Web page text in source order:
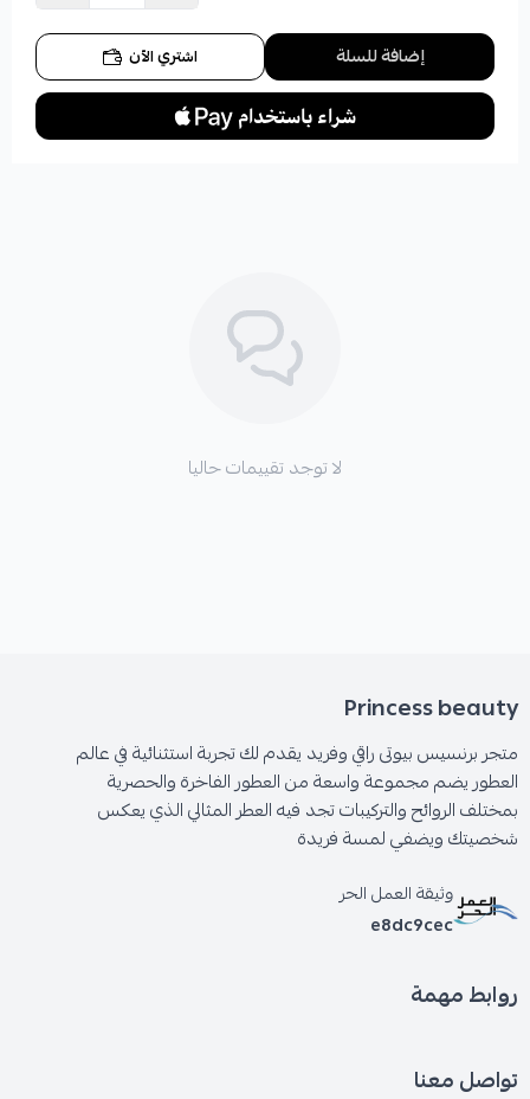
إضافة للسلة اشتري الآن
لا توجد تقييمات حاليا
Princess beauty
متجر برنسيس بيوتى راقي وفريد يقدم لك تجربة استثنائية في عالم
العطور يضم مجموعة واسعة من العطور الفاخرة والحصرية
بمختلف الروائح والتركيبات تجد فيه العطر المثالي الذي يعكس
شخصيتك ويضفي لمسة فريدة
وثيقة العمل الحر
e8dc9cec
روابط مهمة
تواصل معنا